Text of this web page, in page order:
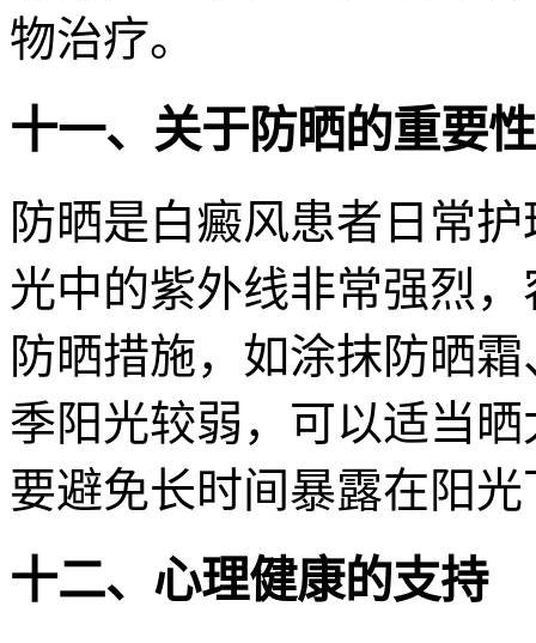
物治疗。
十一、关于防晒的重要性
防晒是白癜风患者日常
光中的紫外线非常强烈
防晒措施，如涂抹防晒
季阳光较弱，可以适当
要避免长时间暴露在阳
十二、心理健康的支持